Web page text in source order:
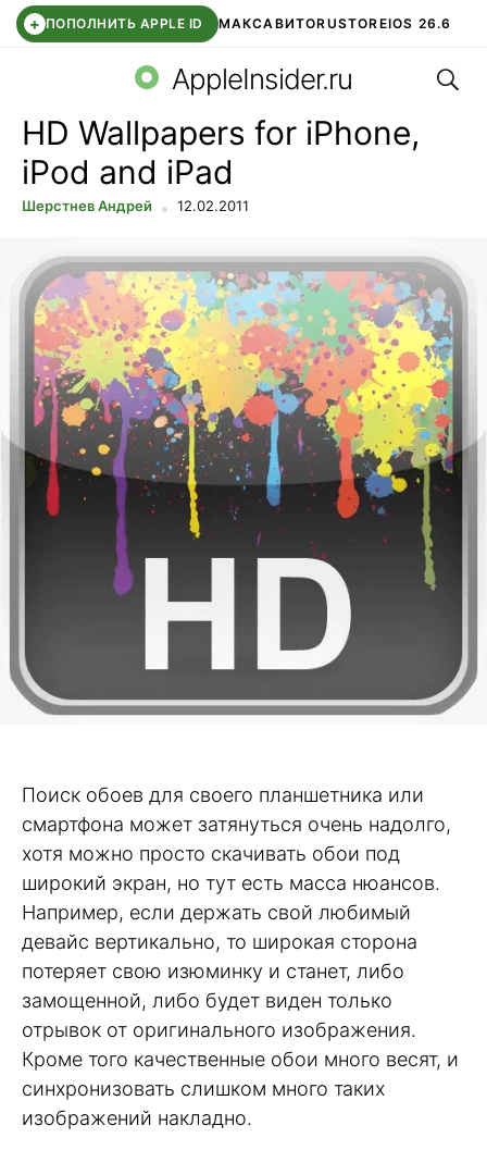
+ ПОПОЛНИТЬ APPLE ID МАКСАВИТОRUSTOREIOS 26.6
СБЕР КИДС ВТБ ОНЛАЙН ЧАТ В ROBLOX
AppleInsider.ru
HD Wallpapers for iPhone,
iPod and iPad
Шерстнев Андрей 12.02.2011
Поиск обоев для своего планшетника или
смартфона может затянуться очень надолго,
хотя можно просто скачивать обои под
широкий экран, но тут есть масса нюансов.
Например, если держать свой любимый
девайс вертикально, то широкая сторона
потеряет свою изюминку и станет, либо
замощенной, либо будет виден только
отрывок от оригинального изображения.
Кроме того качественные обои много весят, и
синхронизовать слишком много таких
изображений накладно.